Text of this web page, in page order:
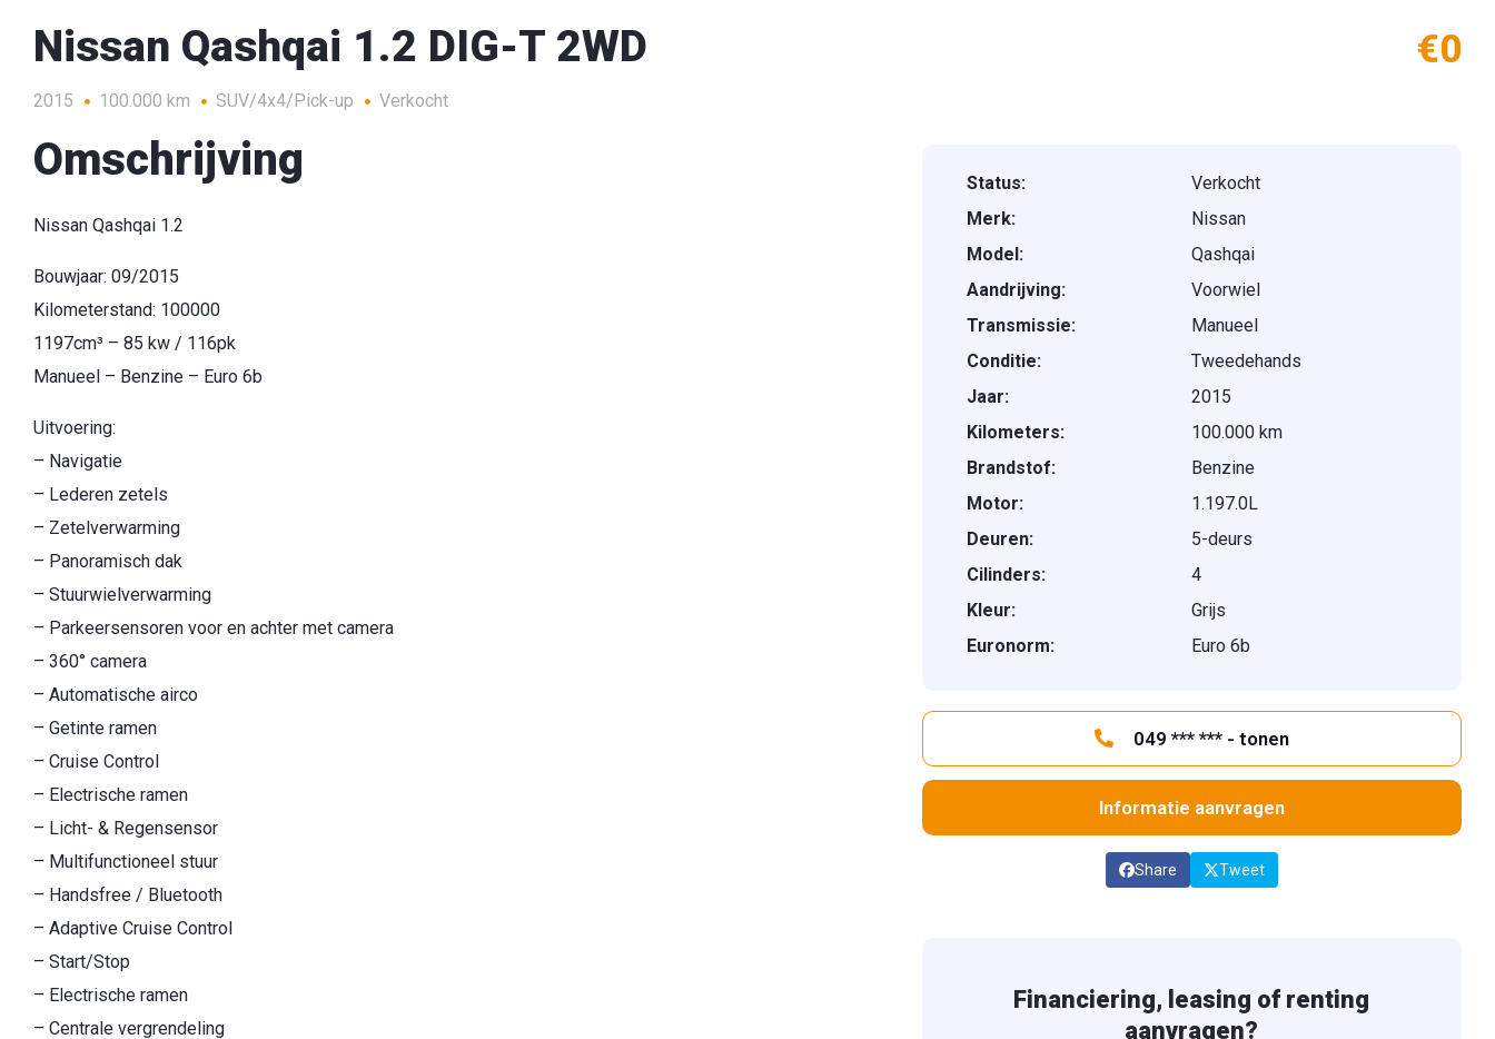
Nissan Qashqai 1.2 DIG-T 2WD €0
2015 100.000 km SUV/4x4/Pick-up Verkocht
Omschrijving
Nissan Qashqai 1.2
Bouwjaar: 09/2015
Kilometerstand: 100000
1197cm³ – 85 kw / 116pk
Manueel – Benzine – Euro 6b
Uitvoering:
– Navigatie
– Lederen zetels
– Zetelverwarming
– Panoramisch dak
– Stuurwielverwarming
– Parkeersensoren voor en achter met camera
– 360° camera
– Automatische airco
– Getinte ramen
– Cruise Control
– Electrische ramen
– Licht- & Regensensor
– Multifunctioneel stuur
– Handsfree / Bluetooth
– Adaptive Cruise Control
– Start/Stop
– Electrische ramen
– Centrale vergrendeling
Status:
Verkocht
Merk:
Nissan
Model:
Qashqai
Aandrijving:
Voorwiel
Transmissie:
Manueel
Conditie:
Tweedehands
Jaar:
2015
Kilometers:
100.000 km
Brandstof:
Benzine
Motor:
1.197.0L
Deuren:
5-deurs
Cilinders:
4
Kleur:
Grijs
Euronorm:
Euro 6b
049 *** *** - tonen
Informatie aanvragen
Share Tweet
Financiering, leasing of renting
aanvragen?